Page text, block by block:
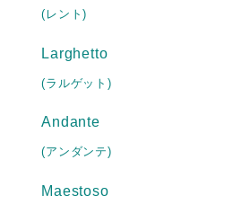
(レント)
Larghetto
(ラルゲット)
Andante
(アンダンテ)
Maestoso